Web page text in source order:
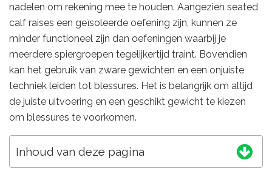
nadelen om rekening mee te houden. Aangezien seated
calf raises een geïsoleerde oefening zijn, kunnen ze
minder functioneel zijn dan oefeningen waarbij je
meerdere spiergroepen tegelijkertijd traint. Bovendien
kan het gebruik van zware gewichten en een onjuiste
techniek leiden tot blessures. Het is belangrijk om altijd
de juiste uitvoering en een geschikt gewicht te kiezen
om blessures te voorkomen.
Inhoud van deze pagina